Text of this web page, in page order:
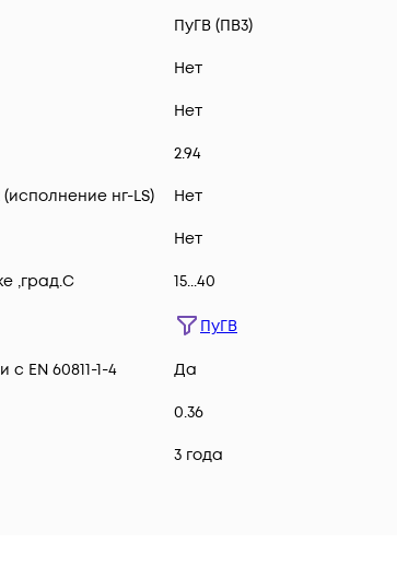
ПуГВ (ПВ3)
Нет
Нет
2.94
нг-LS) Нет
Нет
,град.C 15...40
ПуГВ
EN 60811-1-4 Да
0.36
3 года